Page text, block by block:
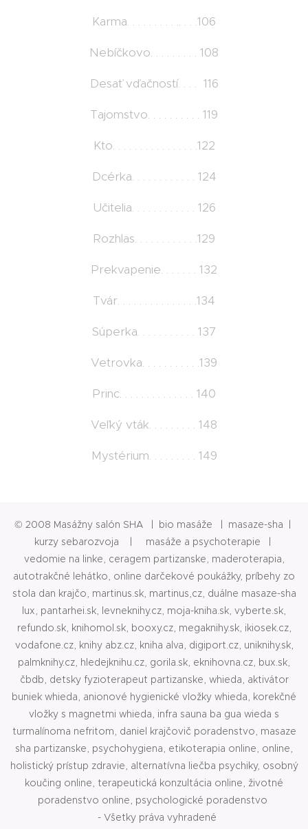
Karma. . . . . . . . . .. . . .106
Nebíčkovo. . . . . . . . . 108
Desať vďačností. . . . 116
Tajomstvo. . . . . . . . . . 119
Kto. . . . . . . . . . . . . . . .122
Dcérka. . . . . . . . . . . . 124
Učitelia. . . . . . . . . . . . 126
Rozhlas. . . . . . . . . . . .129
Prekvapenie. . . . . . . 132
Tvár. . . . . . . . . . . . . . .134
Súperka. . . . . . . . . . . 137
Vetrovka. . . . . . . . . . .139
Princ. . . . . . . . . . . . . . 140
Veľký vták. . . . . . . . . 148
Mystérium. . . . . . . . . 149
© 2008 Masážny salón SHA | bio masáže | masaze-sha |
kurzy sebarozvoja | masáže a psychoterapie |
vedomie na linke, ceragem partizanske, maderoterapia,
autotrakčné lehátko, online darčekové poukážky, príbehy zo
stola dan krajčo, martinus.sk, martinus,cz, duálne masaze-sha
lux, pantarhei.sk, levneknihy.cz, moja-kniha.sk, vyberte.sk,
refundo.sk, knihomol.sk, booxy.cz, megaknihy.sk, ikiosek.cz,
vodafone.cz, knihy abz.cz, kniha alva, digiport.cz, uniknihy.sk,
palmknihy.cz, hledejknihu.cz, gorila.sk, eknihovna.cz, bux.sk,
čbdb, detsky fyzioterapeut partizanske, whieda, aktivátor
buniek whieda, anionové hygienické vložky whieda, korekčné
vložky s magnetmi whieda, infra sauna ba gua wieda s
turmalínoma nefritom, daniel krajčovič poradenstvo, masaze
sha partizanske, psychohygiena, etikoterapia online, online,
holistický prístup zdravie, alternatívna liečba psychiky, osobný
koučing online, terapeutická konzultácia online, životné
poradenstvo online, psychologické poradenstvo
- Všetky práva vyhradené